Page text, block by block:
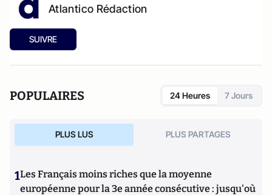
Atlantico Rédaction
SUIVRE
POPULAIRES 24 Heures 7 Jours
PLUS LUS PLUS PARTAGES
1Les Français moins riches que la moyenne
européenne pour la 3e année consécutive : jusqu'où